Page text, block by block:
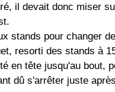
il devait donc miser
stands pour changer
resorti des stands à
en tête jusqu'au bout,
dû s'arrêter juste